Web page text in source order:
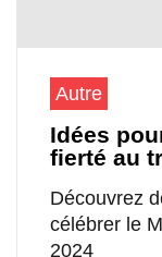
Autre
Idées
fierté au
Découvrez
célébrer le
2024